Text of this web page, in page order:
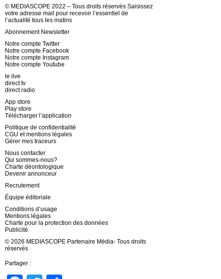
© MEDIASCOPE 2022 – Tous droits réservés Saisissez
votre adresse mail pour recevoir l’essentiel de
l’actualité tous les matins
Abonnement Newsletter
Notre compte Twitter
Notre compte Facebook
Notre compte Instagram
Notre compte Youtube
le live
direct tv
direct radio
App store
Play store
Télécharger l’application
Politique de confidentialité
CGU et mentions légales
Gérer mes traceurs
Nous contacter
Qui sommes-nous?
Charte déontologique
Devenir annonceur
Recrutement
Équipe éditoriale
Conditions d’usage
Mentions légales
Charte pour la protection des données
Publicité
© 2026 MEDIASCOPE Partenaire Média- Tous droits
réservés
Partager :